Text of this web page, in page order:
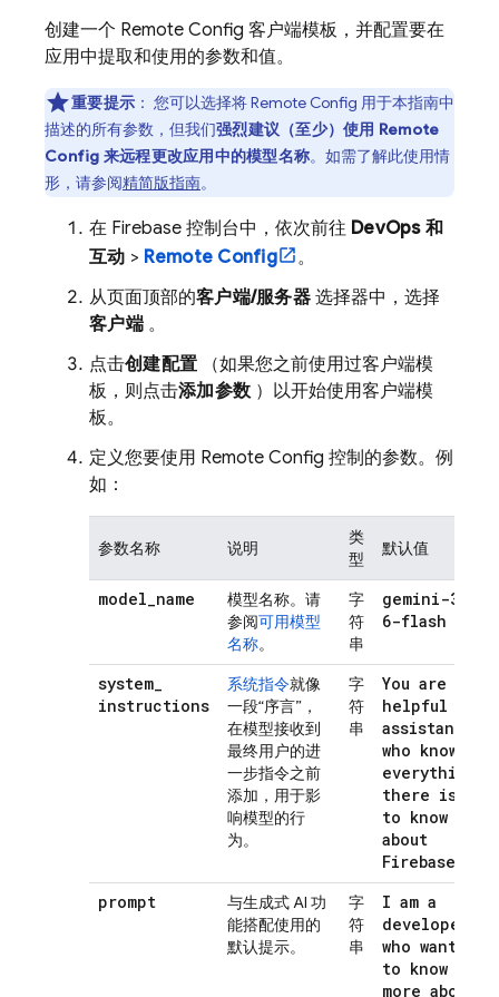
创建一个 Remote Config 客户端模板，并配置要在
应用中提取和使用的参数和值。
重要提示 ： 您可以选择将Remote Config 用于本指南中
描述的所有参数，但我们强烈建议（至少）使用 Remote
Config 来远程更改应用中的模型名称。如需了解此使用情
形，请参阅精简版指南。
在 Firebase 控制台中，依次前往 DevOps 和
互动 > Remote Config
。
从页面顶部的客户端/服务器选择器中，选择
客户端。
点击创建配置 （如果您之前使用过客户端模
板，则点击添加参数）以开始使用客户端模
板。
定义您要使用 Remote Config 控制的参数。例
如：
参数名称 说明
类
型
默认值
model_name
模型名称。请
参阅可用模型
名称。
字
符
串
gemini-3
6-flash
system_
instructions
系统指令就像
一段“序言”，
在模型接收到
最终用户的进
一步指令之前
添加，用于影
响模型的行
为。
字
符
串
You are a
helpful
assistant
who knows
everything
there is
to know
about
Firebase!
prompt
与生成式 AI 功
能搭配使用的
默认提示。
字
符
串
I am a
developer
who wants
to know
more about